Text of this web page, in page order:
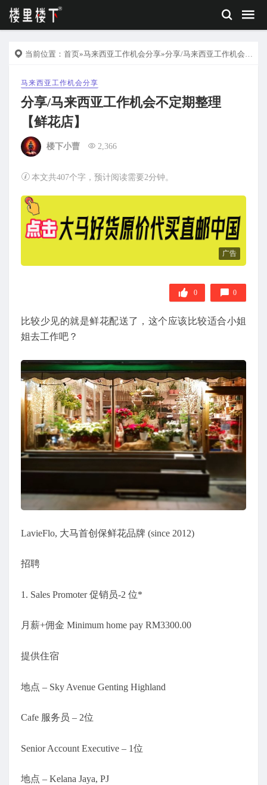
当前位置： 首页»马来西亚工作机会分享»分享/马来西亚工作机会不定期整理【鲜花店】
马来西亚工作机会分享
分享/马来西亚工作机会不定期整理
【鲜花店】
楼下小曹 2,366
本文共407个字，预计阅读需要2分钟。
广告
0 0
比较少见的就是鲜花配送了，这个应该比较适合小姐
姐去工作吧？
LavieFlo, 大马首创保鲜花品牌 (since 2012)
招聘
1. Sales Promoter 促销员-2 位*
月薪+佣金 Minimum home pay RM3300.00
提供住宿
地点 – Sky Avenue Genting Highland
Cafe 服务员 – 2位
Senior Account Executive – 1位
地点 – Kelana Jaya, PJ